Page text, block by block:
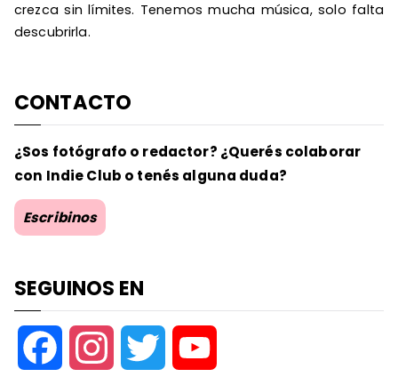
crezca sin límites. Tenemos mucha música, solo falta
descubrirla.
CONTACTO
¿Sos fotógrafo o redactor? ¿Querés colaborar
con Indie Club o tenés alguna duda?
Escribinos
SEGUINOS EN